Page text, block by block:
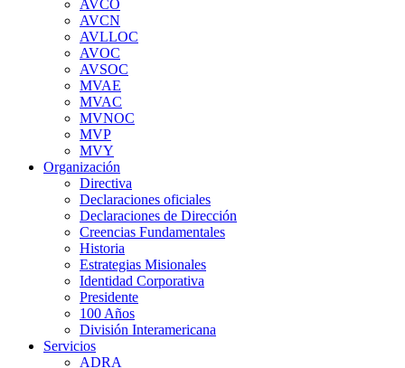
AVCO
AVCN
AVLLOC
AVOC
AVSOC
MVAE
MVAC
MVNOC
MVP
MVY
Organización
Directiva
Declaraciones oficiales
Declaraciones de Dirección
Creencias Fundamentales
Historia
Estrategias Misionales
Identidad Corporativa
Presidente
100 Años
División Interamericana
Servicios
ADRA